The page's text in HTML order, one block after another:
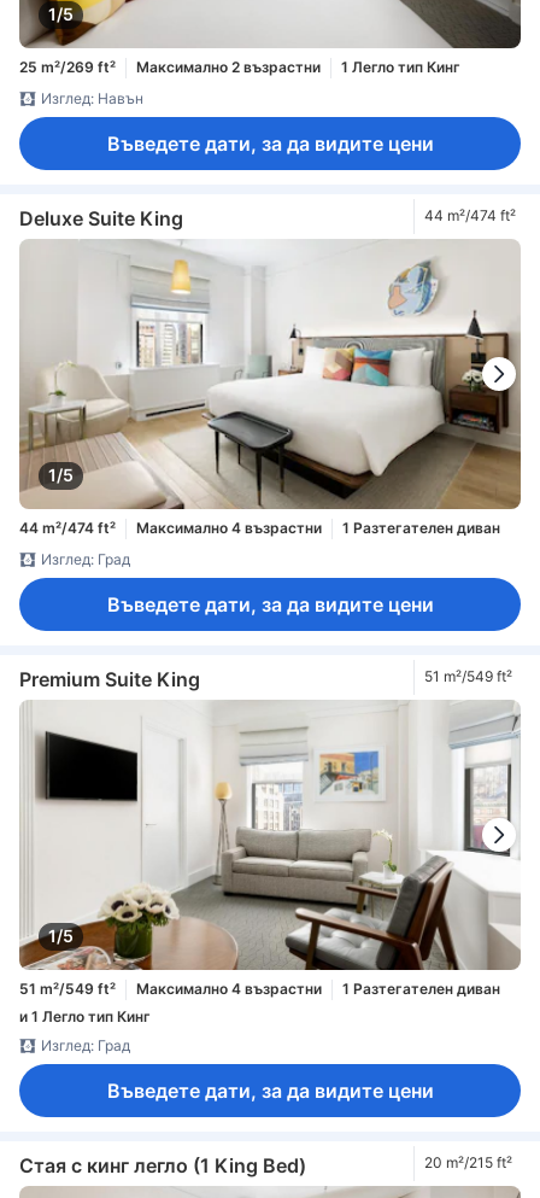
1/5
25 m²/269 ft² Максимално 2 възрастни
1 Легло тип Кинг
Изглед: Навън
Въведете дати, за да видите цени
Deluxe Suite King 44 m²/474 ft²
1/5
44 m²/474 ft² Максимално 4 възрастни
1 Разтегателен диван
Изглед: Град
Въведете дати, за да видите цени
Premium Suite King 51 m²/549 ft²
1/5
51 m²/549 ft² Максимално 4 възрастни
1 Разтегателен диван
и 1 Легло тип Кинг
Изглед: Град
Въведете дати, за да видите цени
Стая с кинг легло (1 King Bed) 20 m²/215 ft²